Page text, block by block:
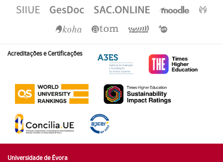
Acreditações e Certificações
Universidade de Évora